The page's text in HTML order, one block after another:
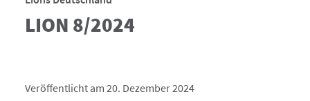
LION 8/2024
Veröffentlicht am 20. Dezember 2024